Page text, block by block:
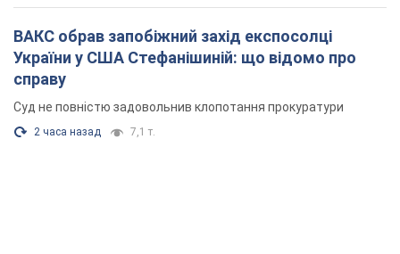
ВАКС обрав запобіжний захід експосолці
України у США Стефанішиній: що відомо про
справу
Суд не повністю задовольнив клопотання прокуратури
2 часа назад 7,1 т.